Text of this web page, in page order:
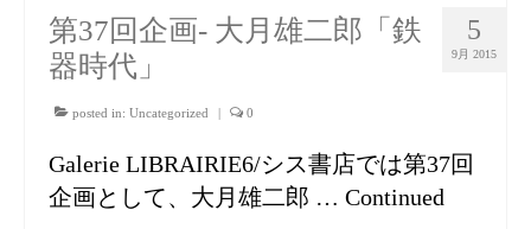
5
9月 2015
第37回企画- 大月雄二郎「鉄
器時代」
posted in: Uncategorized | 0
Galerie LIBRAIRIE6/シス書店では第37回
企画として、大月雄二郎 … Continued